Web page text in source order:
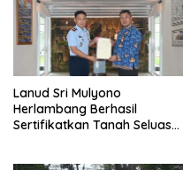
Lanud Sri Mulyono
Herlambang Berhasil
Sertifikatkan Tanah Seluas